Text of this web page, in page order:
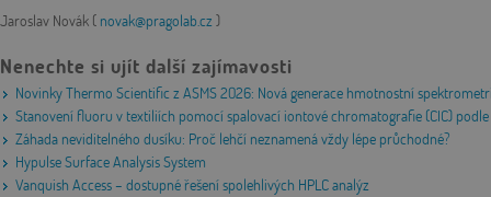
Jaroslav Novák ( novak@pragolab.cz )
Nenechte si ujít další zajímavosti
Novinky Thermo Scientific z ASMS 2026: Nová generace hmotnostní
Stanovení fluoru v textiliích pomocí spalovací iontové chromatografie (CIC)
Záhada neviditelného dusíku: Proč lehčí neznamená vždy lépe průchodné?
Hypulse Surface Analysis System
Vanquish Access – dostupné řešení spolehlivých HPLC analýz